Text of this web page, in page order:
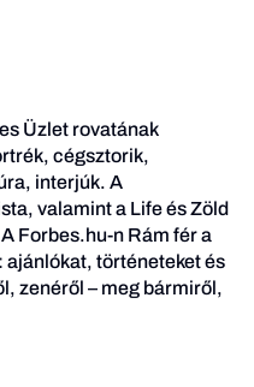
Üzlet rovatának
cégsztorik,
interjúk. A
valamint a Life és Zöld
Forbes.hu-n Rám fér a
történeteket és
zenéről – meg bármiről,